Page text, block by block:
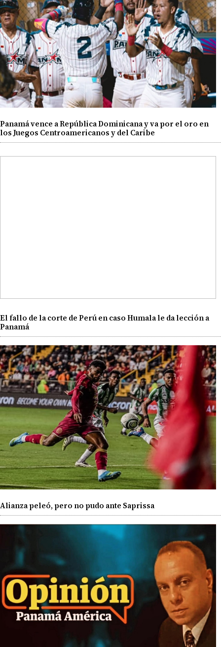
Panamá vence a República Dominicana y va por el oro en
los Juegos Centroamericanos y del Caribe
El fallo de la corte de Perú en caso Humala le da lección a
Panamá
Alianza peleó, pero no pudo ante Saprissa